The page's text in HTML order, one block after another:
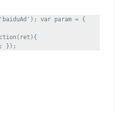
var param = {
});